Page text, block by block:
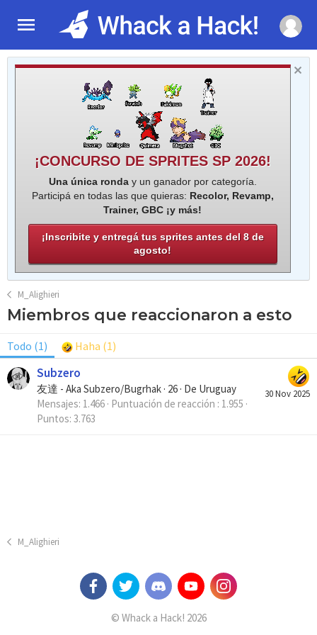
¡CONCURSO DE SPRITES SP 2026!
Una única ronday un ganador por categoría.
Participá en todas las que quieras: Recolor, Revamp,
Trainer, GBC ¡y más!
¡Inscribite y entregá tus sprites antes del 8 de
agosto!
M_Alighieri
Miembros que reaccionaron a esto
Todo (1) Haha (1)
30 Nov 2025
Subzero
友達 - Aka Subzero/Bugrhak · 26 · De Uruguay
Mensajes 1.466 Puntuación de reacción 1.955
Puntos 3.763
M_Alighieri
© Whack a Hack! 2026